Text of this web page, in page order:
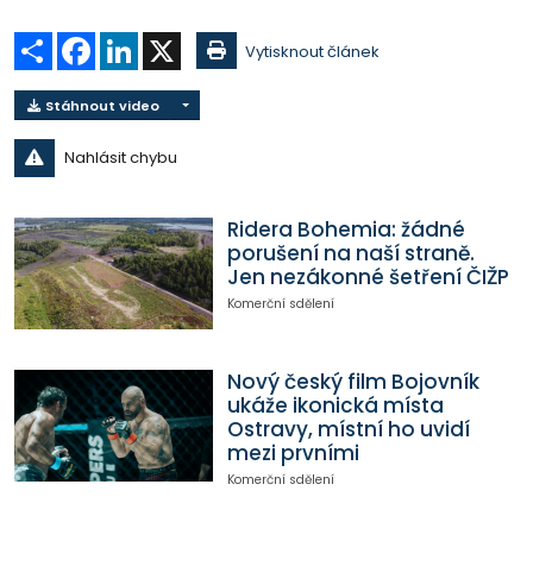
Sdílet Facebook
LinkedIn Vytisknout článek
Stáhnout video
Nahlásit chybu
Ridera Bohemia: žádné
porušení na naší straně.
Jen nezákonné šetření ČIŽP
Komerční sdělení
Nový český film Bojovník
ukáže ikonická místa
Ostravy, místní ho uvidí
mezi prvními
Komerční sdělení